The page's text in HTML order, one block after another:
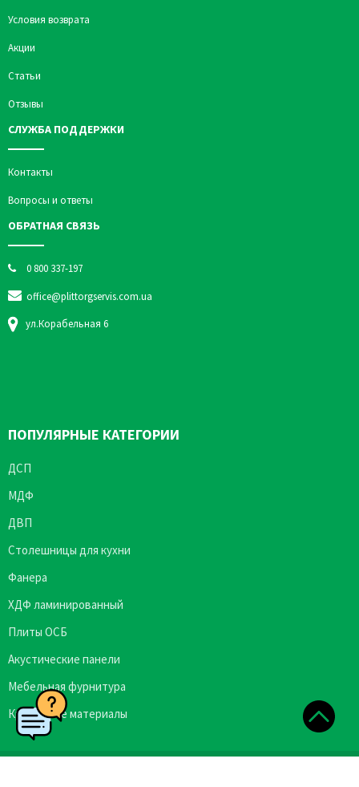
Условия возврата
Акции
Статьи
Отзывы
СЛУЖБА ПОДДЕРЖКИ
Контакты
Вопросы и ответы
ОБРАТНАЯ СВЯЗЬ
0 800 337-197
office@plittorgservis.com.ua
ул.Корабельная 6
ПОПУЛЯРНЫЕ КАТЕГОРИИ
ДСП
МДФ
ДВП
Столешницы для кухни
Фанера
ХДФ ламинированный
Плиты ОСБ
Акустические панели
Мебельная фурнитура
Кромочные материалы